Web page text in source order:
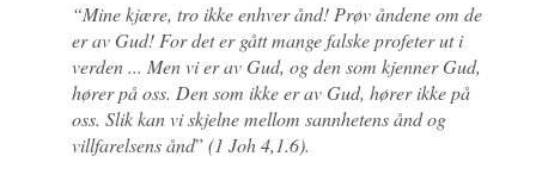
“Mine kjære, tro ikke enhver ånd! Prøv åndene om de
er av Gud! For det er gått mange falske profeter ut i
verden... Men vi er av Gud, og den som kjenner Gud,
hører på oss. Den som ikke er av Gud, hører ikke på
oss. Slik kan vi skjelne mellom sannhetens ånd og
villfarelsens ånd”(1 Joh 4,1.6).